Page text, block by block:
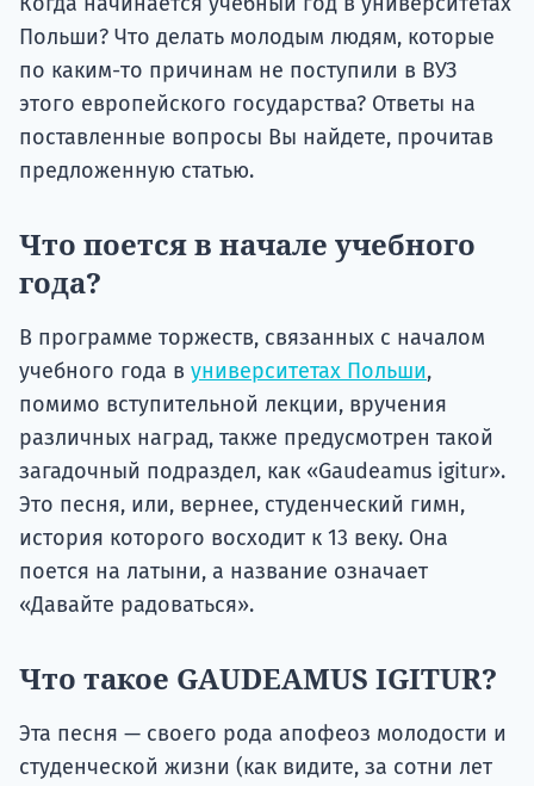
Польши? Что делать молодым людям, которые
по каким-то причинам не поступили в ВУЗ
этого европейского государства? Ответы на
поставленные вопросы Вы найдете, прочитав
предложенную статью.
Что поется в начале учебного
года?
В программе торжеств, связанных с началом
учебного года в университетах Польши,
помимо вступительной лекции, вручения
различных наград, также предусмотрен такой
загадочный подраздел, как «Gaudeamus igitur».
Это песня, или, вернее, студенческий гимн,
история которого восходит к 13 веку. Она
поется на латыни, а название означает
«Давайте радоваться».
Что такое GAUDEAMUS IGITUR?
Эта песня — своего рода апофеоз молодости и
студенческой жизни (как видите, за сотни лет